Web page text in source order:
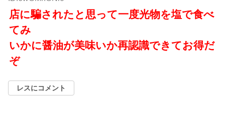
店に騙されたと思って一度光物を塩で食べ
てみ
いかに醤油が美味いか再認識できてお得だ
ぞ
レスにコメント